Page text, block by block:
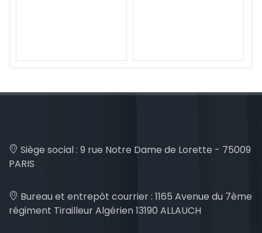
Siège social : 9 rue Notre Dame de Lorette - 75009
PARIS
Bureau et entrepôt courrier : 1165 Avenue du 7ème
régiment Tirailleur Algérien 13190 ALLAUCH